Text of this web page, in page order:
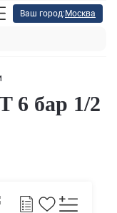
Ваш город: Москва
6 бар 1/2